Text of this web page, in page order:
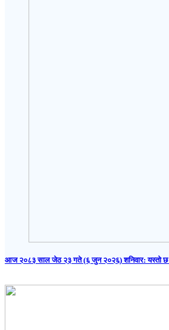
आज २०८३ साल जेठ २३ गते (६ जुन २०२६) शनिवार: यस्तो